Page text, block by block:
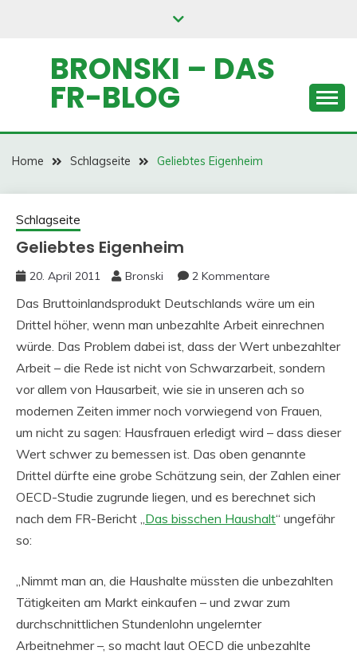
BRONSKI – DAS
FR-BLOG
Home Schlagseite Geliebtes Eigenheim
Schlagseite
Geliebtes Eigenheim
20. April 2011 Bronski 2 Kommentare
Das Bruttoinlandsprodukt Deutschlands wäre um ein
Drittel höher, wenn man unbezahlte Arbeit einrechnen
würde. Das Problem dabei ist, dass der Wert unbezahlter
Arbeit – die Rede ist nicht von Schwarzarbeit, sondern
vor allem von Hausarbeit, wie sie in unseren ach so
modernen Zeiten immer noch vorwiegend von Frauen,
um nicht zu sagen: Hausfrauen erledigt wird – dass dieser
Wert schwer zu bemessen ist. Das oben genannte
Drittel dürfte eine grobe Schätzung sein, der Zahlen einer
OECD-Studie zugrunde liegen, und es berechnet sich
nach dem FR-Bericht „Das bisschen Haushalt“ ungefähr
so:
„Nimmt man an, die Haushalte müssten die unbezahlten
Tätigkeiten am Markt einkaufen – und zwar zum
durchschnittlichen Stundenlohn ungelernter
Arbeitnehmer –, so macht laut OECD die unbezahlte